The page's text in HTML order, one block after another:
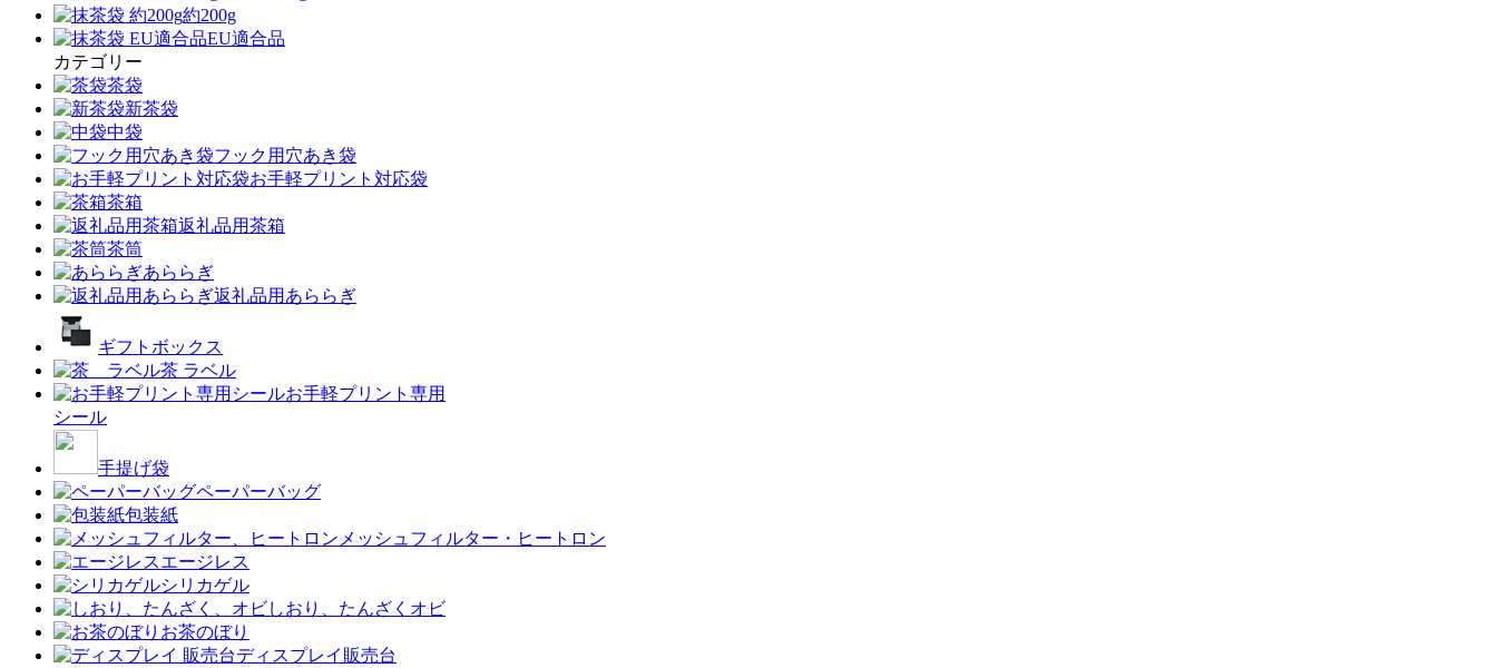
約200g
EU適合品
カテゴリー
茶袋
新茶袋
中袋
フック用穴あき袋
お手軽プリント対応袋
茶箱
返礼品用茶箱
茶筒
あららぎ
返礼品用あららぎ
ギフトボックス
茶 ラベル
お手軽プリント専用
シール
手提げ袋
ペーパーバッグ
包装紙
メッシュフィルター・ヒートロン
エージレス
シリカゲル
しおり、たんざくオビ
お茶のぼり
ディスプレイ販売台